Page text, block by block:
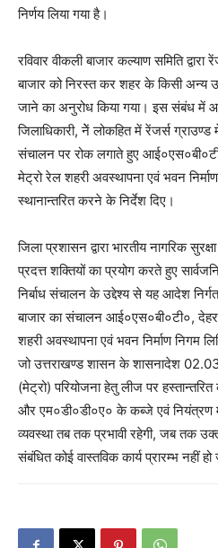
निर्णय लिया गया है।
रविवार वीकली बाजार कल्याण समिति
बाजार को निरस्त कर शहर के किसी अन्य
जाने का अनुरोध किया गया। इस संबंध में
जिलाधिकारी, नेें लोकहित में रेंजर्स ग्राउण्ड
संचालन पर रोक लगाते हुए
मेट्रो रेल शहरी अवस्थापना एवं भवन
स्थानान्तरित करने के निर्देश दिए।
जिला प्रशासन द्वारा भारतीय नागरिक
प्रदत्त शक्तियों का प्रयोग करते हुए
निर्बाध संचालन के उद्देश्य से यह आदेश निर्गत
बाजार का संचालन आई०एस०बी०टी०,
शहरी अवस्थापना एवं भवन निर्माण निगम
जो उत्तराखण्ड शासन के शासनादेश
(मेट्रो) परियोजना हेतु लीज पर
और एम०डी०डी०ए० के कब्जे एवं नियंत्रण में
व्यवस्था तब तक प्रभावी रहेगी, जब तक
संबंधित कोई वास्तविक कार्य प्रारम्भ नहीं हो